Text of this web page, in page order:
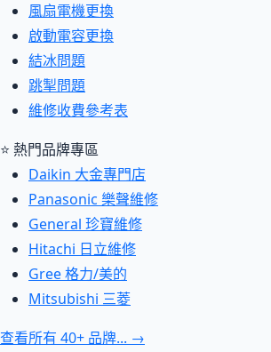
風扇電機更換
啟動電容更換
結冰問題
跳掣問題
維修收費參考表
⭐ 熱門品牌專區
Daikin 大金專門店
Panasonic 樂聲維修
General 珍寶維修
Hitachi 日立維修
Gree 格力/美的
Mitsubishi 三菱
查看所有 40+ 品牌... →